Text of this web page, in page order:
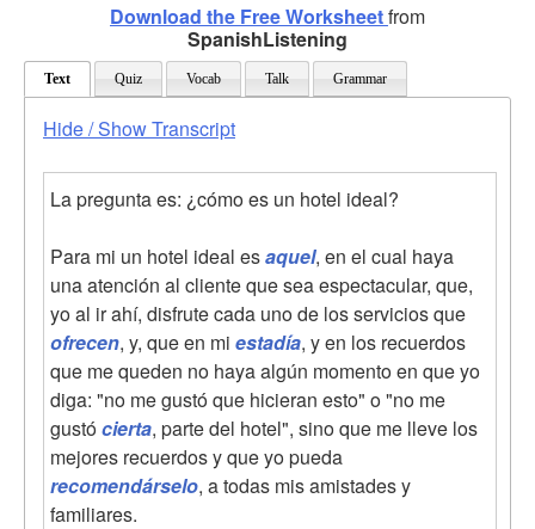
Download the Free Worksheetfrom
SpanishListening
Text Quiz Vocab Talk Grammar
Hide / Show Transcript
La pregunta es: ¿cómo es un hotel ideal?
Para mi un hotel ideal esaquel, en el cual haya
una atención al cliente que sea espectacular, que,
yo al ir ahí, disfrute cada uno de los servicios que
ofrecen, y, que en mi estadía, y en los recuerdos
que me queden no haya algún momento en que yo
diga: "no me gustó que hicieran esto" o "no me
gustócierta, parte del hotel", sino que me lleve los
mejores recuerdos y que yo pueda
recomendárselo, a todas mis amistades y
familiares.